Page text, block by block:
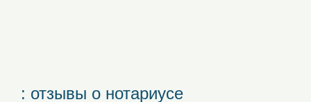
: отзывы о нотариусе